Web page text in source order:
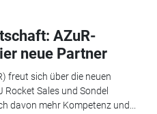
AZuR-
neue Partner
freut sich über die neuen
Rocket Sales und Sondel
davon mehr Kompetenz und...